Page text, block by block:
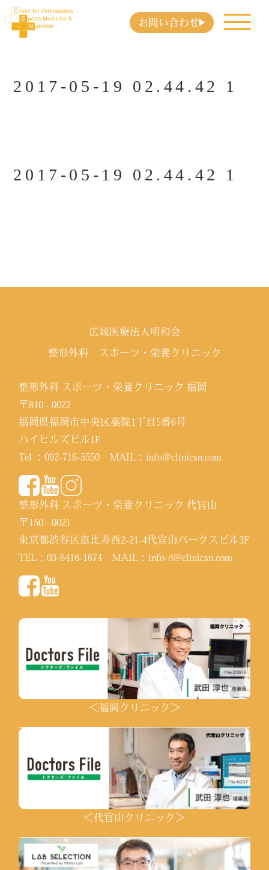
お問い合わせ
2017-05-19 02.44.42 1
2017-05-19 02.44.42 1
広域医療法人明和会
整形外科 スポーツ・栄養クリニック
整形外科 スポーツ・栄養クリニック 福岡
〒810 - 0022
福岡県福岡市中央区薬院1丁目5番6号
ハイヒルズビル1F
Tel ：092-716-5550 MAIL：info@clinicsn.com
整形外科 スポーツ・栄養クリニック 代官山
〒150 - 0021
東京都渋谷区恵比寿西2-21-4代官山パークスビル3F
TEL：03-6416-1674 MAIL：info-d@clinicsn.com
＜福岡クリニック＞
＜代官山クリニック＞